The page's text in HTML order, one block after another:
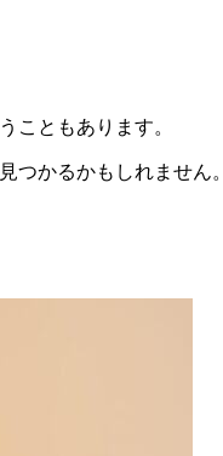
こともあります。
つかるかもしれません。